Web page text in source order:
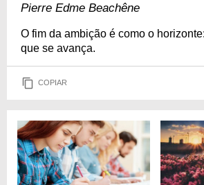
Pierre Edme Beachêne
O fim da ambição é como o
que se avança.
COPIAR